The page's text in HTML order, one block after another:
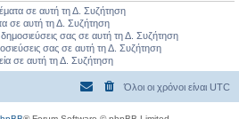
σε αυτή τη Δ. Συζήτηση
σε αυτή τη Δ. Συζήτηση
δημοσιεύσεις σας σε αυτή τη Δ. Συζήτηση
σας σε αυτή τη Δ. Συζήτηση
σε αυτή τη Δ. Συζήτηση
Όλοι οι χρόνοι είναι UTC